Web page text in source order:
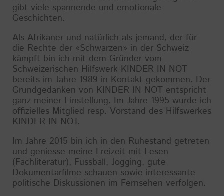
gibt viele spannende und emotionale
Geschichten.
Als Afrikaner und natürlich als jemand, der für
die Rechte der «Schwarzen» in der Schweiz
kämpft bin ich mit dem Gründer vom
Schweizerischen Hilfswerk KINDER IN NOT
bereits im Jahre 1989 in Kontakt gekommen. Der
Grundgedanken von KINDER IN NOT entspricht
ganz meiner Einstellung. Im Jahre 1995 wurde ich
offizielles Mitglied resp. Vorstand des Hilfswerkes
KINDER IN NOT.
Im Jahre 2015 bin ich in den Ruhestand getreten
und geniesse meine Freizeit mit Lesen
(Fachliteratur), Fussball, Jogging, gute
Dokumentarfilme schauen sowie interessante
politische Diskussionen im Fernsehen verfolgen.